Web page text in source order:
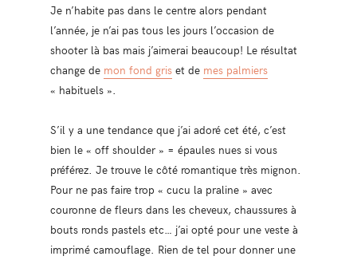
Je n’habite pas dans le centre alors pendant
l’année, je n’ai pas tous les jours l’occasion de
shooter là bas mais j’aimerai beaucoup! Le résultat
change de mon fond griset de mes palmiers
« habituels ».
S’il y a une tendance que j’ai adoré cet été, c’est
bien le « off shoulder » = épaules nues si vous
préférez. Je trouve le côté romantique très mignon.
Pour ne pas faire trop « cucu la praline » avec
couronne de fleurs dans les cheveux, chaussures à
bouts ronds pastels etc… j’ai opté pour une veste à
imprimé camouflage. Rien de tel pour donner une